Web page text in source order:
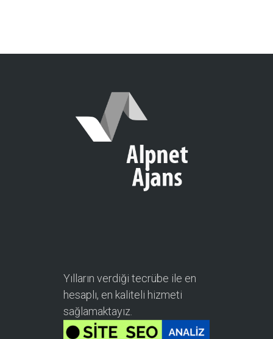
Yılların verdiği tecrübe ile en
hesaplı, en kaliteli hizmeti
sağlamaktayız.